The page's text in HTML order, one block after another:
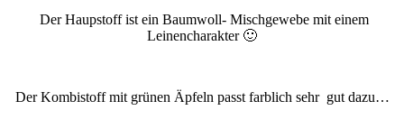
Der Haupstoff ist ein Baumwoll- Mischgewebe mit einem
Leinencharakter 🙂
Der Kombistoff mit grünen Äpfeln passt farblich sehr gut dazu…